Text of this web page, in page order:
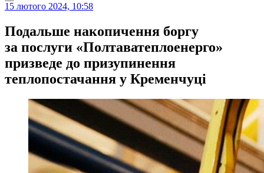
15 лютого 2024, 10:58
Подальше накопичення боргу
за послуги «Полтаватеплоенерго»
призведе до призупинення
теплопостачання у Кременчуці